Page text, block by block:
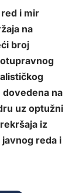
i mir
na
broj
na
uz optužni
iz
reda i